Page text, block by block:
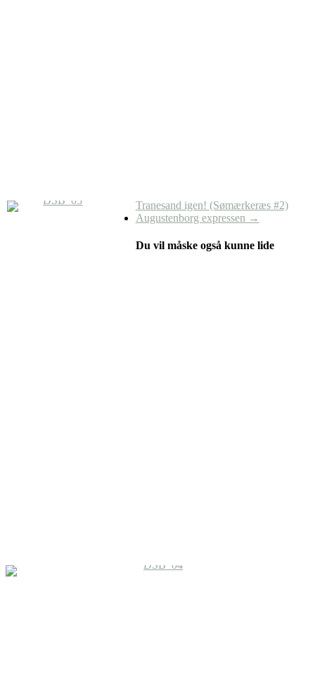
Tranesand igen! (Sømærkeræs #2)
Augustenborg expressen →
Du vil måske også kunne lide